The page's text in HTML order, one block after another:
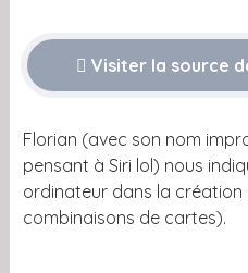
Visiter la source
Florian (avec son nom
pensant à Siri lol) nous
ordinateur dans la
combinaisons de cartes).